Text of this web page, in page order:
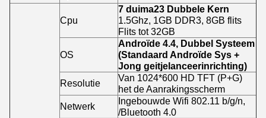
Cpu
7 duima23 Dubbele Kern
1.5Ghz, 1GB DDR3, 8GB flits
Flits tot 32GB
OS
Androïde 4.4, Dubbel Systeem
(Standaard Androïde Sys +
Jong geitjelanceerinrichting)
Resolutie
Van 1024*600 HD TFT (P+G)
het de Aanrakingsscherm
Netwerk
Ingebouwde Wifi 802.11 b/g/n,
/Bluetooth 4.0